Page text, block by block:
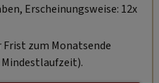
Erscheinungsweise: 12x
zum Monatsende